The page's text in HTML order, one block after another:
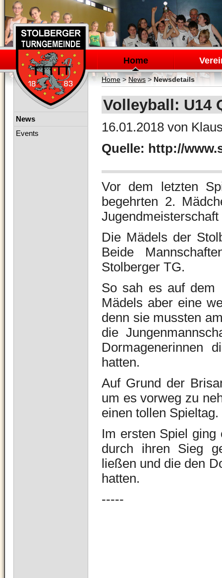
Navigation
überspringen
Home
Home> News>Newsdetails
Volleyball: U14
16.01.2018 von
Quelle: http://
Vor dem letzten
begehrten 2.
Die Mädels der
Beide
Stolberger TG.
So sah es auf dem
Mädels aber eine
denn sie mussten
die
Dormagenerinnen
hatten.
Auf Grund der
um es vorweg zu
einen tollen Spieltag.
Im ersten Spiel ging
durch ihren Sieg
ließen und die den
hatten.
-----
Navigation
News
Events